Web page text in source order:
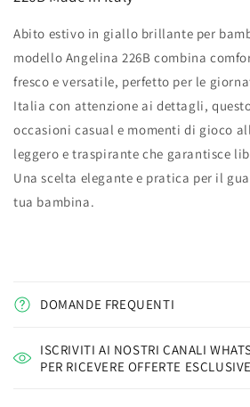
Abito estivo in giallo brillante per
modello Angelina 226B combina
fresco e versatile, perfetto per le
Italia con attenzione ai dettagli,
occasioni casual e momenti di gioco
leggero e traspirante che garantisce
Una scelta elegante e pratica per il
tua bambina.
DOMANDE FREQUENTI
ISCRIVITI AI NOSTRI CANALI
PER RICEVERE OFFERTE ESCLUSIVE